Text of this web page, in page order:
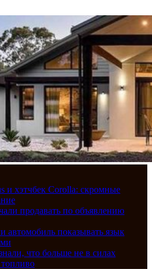
и хэтчбек Corolla: скромные
продавать по объявлению
автомобиль показывать язык
что больше не в силах